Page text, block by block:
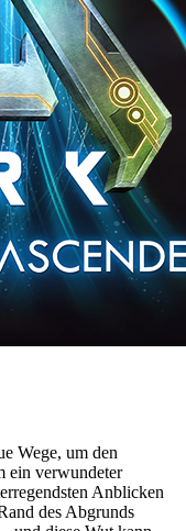
Wege, um den
ein verwundeter
Anblicken
des Abgrunds